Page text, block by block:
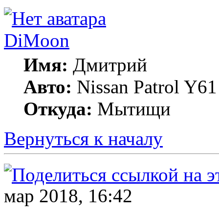
DiMoon
Имя: Дмитрий
Авто: Nissan Patrol
Откуда: Мытищи
Вернуться к началу
мар 2018, 16:42